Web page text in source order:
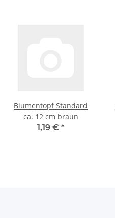
Blumentopf Standard
ca. 12 cm braun
1,19 € *